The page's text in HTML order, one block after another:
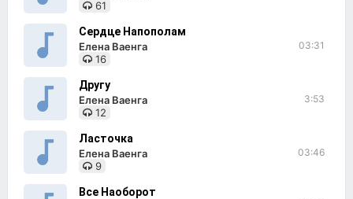
61
Сердце Напополам
Елена Ваенга
16
03:31
Другу
Елена Ваенга
12
3:53
Ласточка
Елена Ваенга
9
03:46
Все Наоборот